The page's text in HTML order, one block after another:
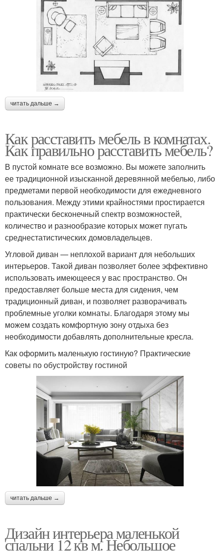
читать дальше →
Как расставить мебель в комнатах.
Как правильно расставить мебель?
В пустой комнате все возможно. Вы можете заполнить
ее традиционной изысканной деревянной мебелью, либо
предметами первой необходимости для ежедневного
пользования. Между этими крайностями простирается
практически бесконечный спектр возможностей,
количество и разнообразие которых может пугать
среднестатистических домовладельцев.
Угловой диван — неплохой вариант для небольших
интерьеров. Такой диван позволяет более эффективно
использовать имеющееся у вас пространство. Он
предоставляет больше места для сидения, чем
традиционный диван, и позволяет разворачивать
проблемные уголки комнаты. Благодаря этому мы
можем создать комфортную зону отдыха без
необходимости добавлять дополнительные кресла.
Как оформить маленькую гостиную? Практические
советы по обустройству гостиной
читать дальше →
Дизайн интерьера маленькой
спальни 12 кв м. Небольшое